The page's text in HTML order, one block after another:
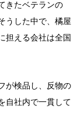
きたベテランの
うした中で、橘屋
担える会社は全国
が検品し、反物の
自社内で一貫して